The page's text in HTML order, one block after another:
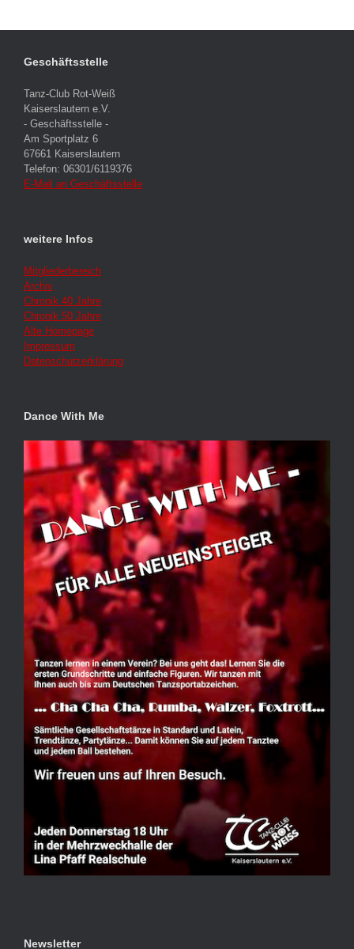
Geschäftsstelle
Tanz-Club Rot-Weiß
Kaiserslautern e.V.
- Geschäftsstelle -
Am Sportplatz 6
67661 Kaiserslautern
Telefon: 06301/6119376
E-Mail an Geschäftsstelle
weitere Infos
Mitgliederbereich
Archiv
Chronik 40 Jahre
Chronik 50 Jahre
Alte Homepage
Impressum
Datenschutzerklärung
Dance With Me
Newsletter